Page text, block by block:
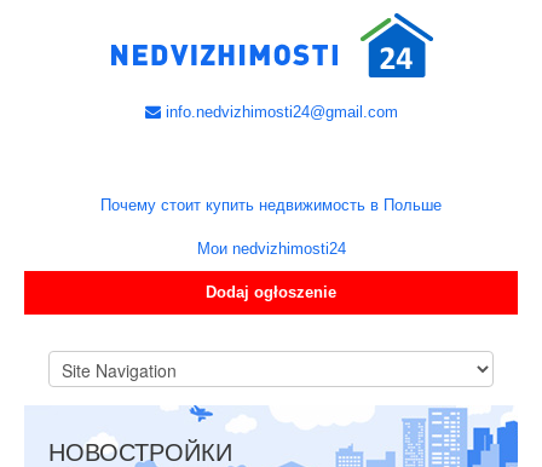
info.nedvizhimosti24@gmail.com
Почему стоит купить недвижимость в Польше
Мои nedvizhimosti24
Dodaj ogłoszenie
НОВОСТРОЙКИ